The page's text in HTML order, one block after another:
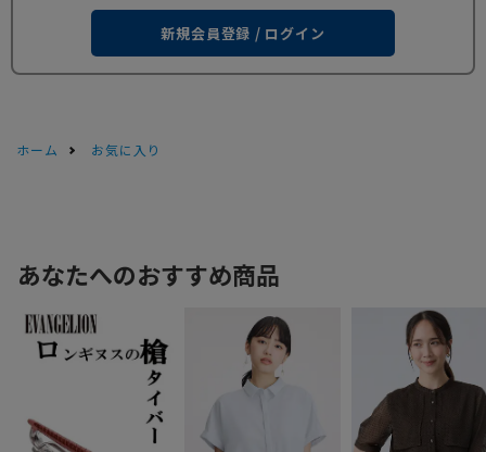
新規会員登録 / ログイン
ホーム お気に入り